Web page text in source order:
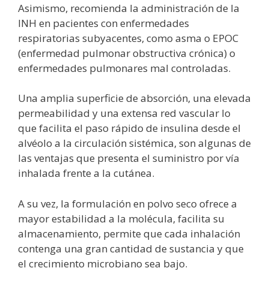
Asimismo, recomienda la administración de la
INH en pacientes con enfermedades
respiratorias subyacentes, como asma o EPOC
(enfermedad pulmonar obstructiva crónica) o
enfermedades pulmonares mal controladas.
Una amplia superficie de absorción, una elevada
permeabilidad y una extensa red vascular lo
que facilita el paso rápido de insulina desde el
alvéolo a la circulación sistémica, son algunas de
las ventajas que presenta el suministro por vía
inhalada frente a la cutánea.
A su vez, la formulación en polvo seco ofrece a
mayor estabilidad a la molécula, facilita su
almacenamiento, permite que cada inhalación
contenga una gran cantidad de sustancia y que
el crecimiento microbiano sea bajo.